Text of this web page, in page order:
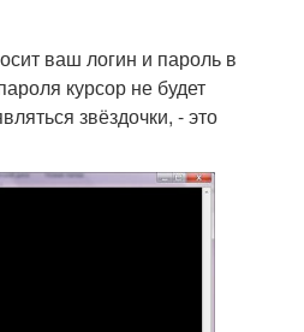
ваш логин и пароль в
курсор не будет
звёздочки, - это